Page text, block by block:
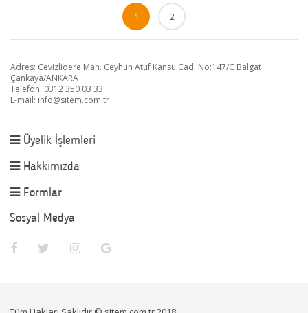
1 2
Adres: Cevizlidere Mah. Ceyhun Atuf Kansu Cad. No:147/C Balgat
Çankaya/ANKARA
Telefon: 0312 350 03 33
E-mail: info@sitem.com.tr
Üyelik İşlemleri
Hakkımızda
Formlar
Sosyal Medya